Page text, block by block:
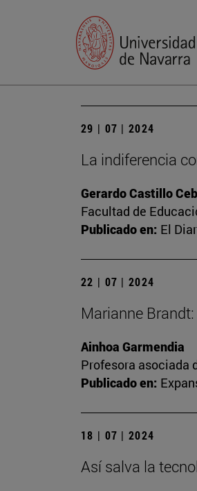
29 | 07 | 2024
La indiferencia
Gerardo Castillo
Facultad de
Publicado en: El
22 | 07 | 2024
Marianne
Ainhoa Garmendia
Profesora asociada
Publicado en:
18 | 07 | 2024
Así salva la